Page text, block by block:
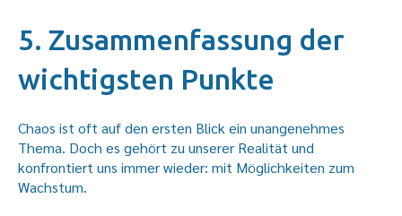
5. Zusammenfassung der
wichtigsten Punkte
Chaos ist oft auf den ersten Blick ein unangenehmes
Thema. Doch es gehört zu unserer Realität und
konfrontiert uns immer wieder: mit Möglichkeiten zum
Wachstum.